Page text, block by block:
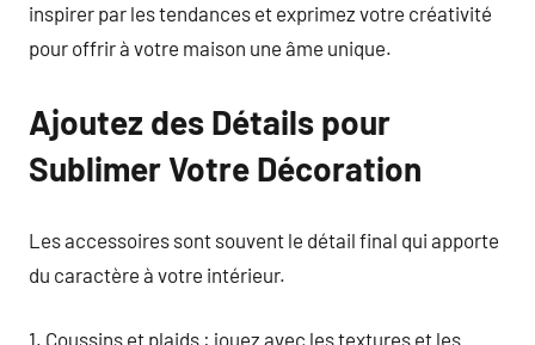
inspirer par les tendances et exprimez votre créativité
pour offrir à votre maison une âme unique.
Ajoutez des Détails pour
Sublimer Votre Décoration
Les accessoires sont souvent le détail final qui apporte
du caractère à votre intérieur.
1. Coussins et plaids : jouez avec les textures et les